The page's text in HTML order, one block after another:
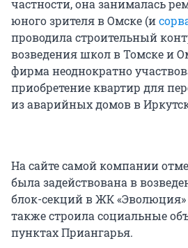
частности, она занималась
юного зрителя в Омске (и
проводила строительный
возведения школ в Томске и
фирма неоднократно
приобретение квартир для
из аварийных домов в
На сайте самой компании
была задействована в
блок-секций в ЖК
также строила социальные
пунктах Приангарья.